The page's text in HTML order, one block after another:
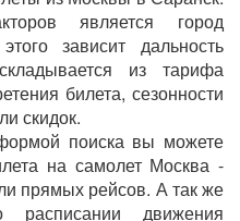
является город
зависит дальность
из тарифа
билета, сезонности
скидок.
поиска вы можете
на самолет Москва -
прямых рейсов. А так же
движения